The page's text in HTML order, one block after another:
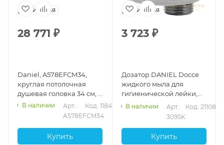
Италия
28 771 ₽
Daniel, A578EFCM34,
круглая потолочная
душевая головка 34 см, 1
режим: дождь, цвет хром
В наличии
Арт.:
A578EFCM34
Код: 11847
Купить
Италия
3 723₽
Дозатор DANIEL Docce
жидкого мыла для
гигиенической лейки,
309SK, пластик
В наличии
Арт.:
309SK
Код: 21108
Купить